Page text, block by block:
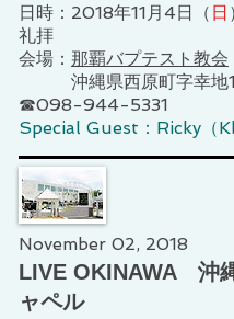
日時：2018年11月4日（ 日
礼拝
会場： 那覇バプテスト教会
沖縄県西原町字幸地
☎098-944-5331
Special Guest：Ricky（
November 02, 2018
LIVE OKINAWA 沖
ャペル